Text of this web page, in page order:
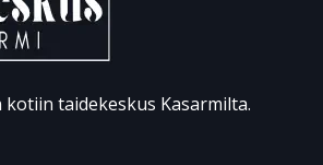
taidekeskus Kasarmilta.